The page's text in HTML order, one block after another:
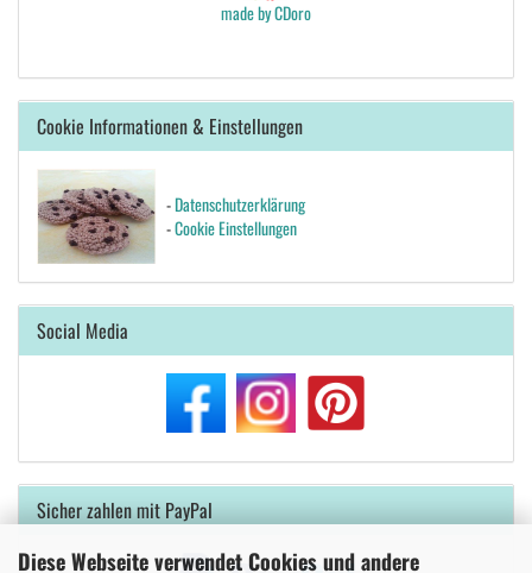
Diese Webseite verwendet Cookies und andere
made by CDoro
Cookie Informationen & Einstellungen
-Datenschutzerklärung
-Cookie Einstellungen
Social Media
Sicher zahlen mit PayPal